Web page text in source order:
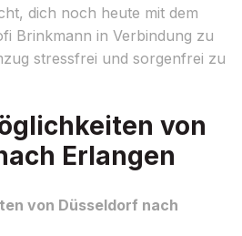
dich noch heute mit dem
Brinkmann in Verbindung zu
stressfrei und sorgenfrei zu
von
Erlangen
von Düsseldorf nach